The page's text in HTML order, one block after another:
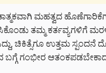
ಮಹತ್ವದ
ತಮ್ಮ ಕರ್ತವ್ಯಗಳಿಗೆ
ಚಿಕಿತ್ಸೆಗೂ ಉತ್ತಮ ಸ್ಪಂದನೆ
ಗಂಭೀರ ಆತಂಕಪಡಬೇಕಾದ